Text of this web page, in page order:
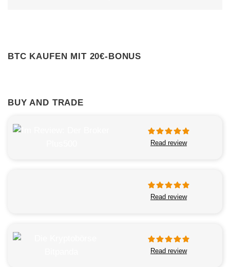
BTC KAUFEN MIT 20€-BONUS
BUY AND TRADE
Read review
Read review
Read review